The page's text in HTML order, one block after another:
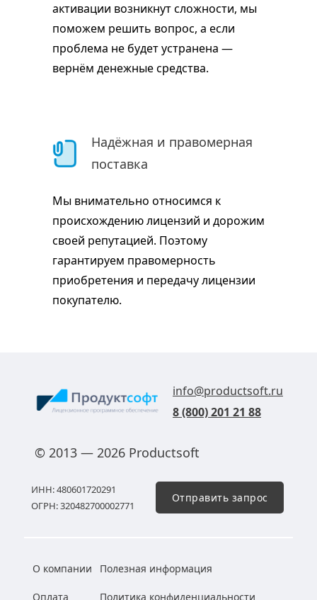
активации возникнут сложности, мы
поможем решить вопрос, а если
проблема не будет устранена —
вернём денежные средства.
Надёжная и правомерная
поставка
Мы внимательно относимся к
происхождению лицензий и дорожим
своей репутацией. Поэтому
гарантируем правомерность
приобретения и передачу лицензии
покупателю.
8 (800) 201 21 88
info@productsoft.ru
Политика конфиденциальности
Отправить запрос
© 2013 — 2026 Productsoft
ИНН: 480601720291
ОГРН: 320482700002771
О компании
Оплата
Полезная информация